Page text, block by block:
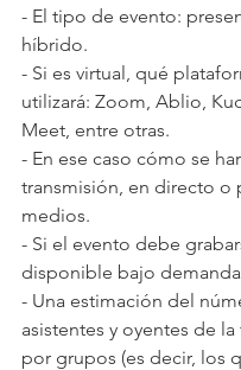
- El tipo de evento:
híbrido.
- Si es virtual, qué
utilizará: Zoom, Ablio,
Meet, entre otras.
- En ese caso cómo se
transmisión, en directo o
medios.
- Si el evento debe
disponible bajo
- Una estimación del
asistentes y oyentes de la
por grupos (es decir, los